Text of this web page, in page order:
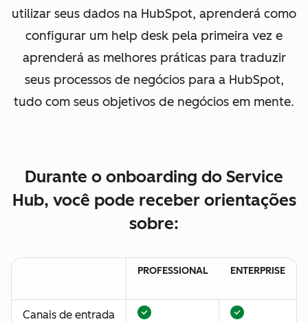
utilizar seus dados na HubSpot, aprenderá como
configurar um help desk pela primeira vez e
aprenderá as melhores práticas para traduzir
seus processos de negócios para a HubSpot,
tudo com seus objetivos de negócios em mente.
Durante o onboarding do Service
Hub, você pode receber orientações
sobre:
PROFESSIONAL ENTERPRISE
Canais de entrada